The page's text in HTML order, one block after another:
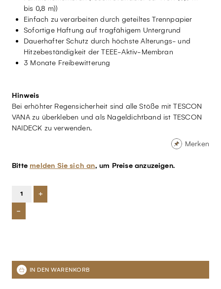
bis 0,8 m))
Einfach zu verarbeiten durch geteiltes Trennpapier
Sofortige Haftung auf tragfähigem Untergrund
Dauerhafter Schutz durch höchste Alterungs- und
Hitzebeständigkeit der TEEE-Aktiv-Membran
3 Monate Freibewitterung
Hinweis
Bei erhöhter Regensicherheit sind alle Stöße mit TESCON
VANA zu überkleben und als Nageldichtband ist TESCON
NAIDECK zu verwenden.
Merken
Bitte melden Sie sich an, um Preise anzuzeigen.
+
-